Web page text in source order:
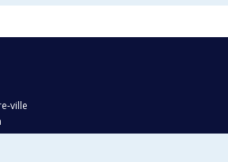
ville